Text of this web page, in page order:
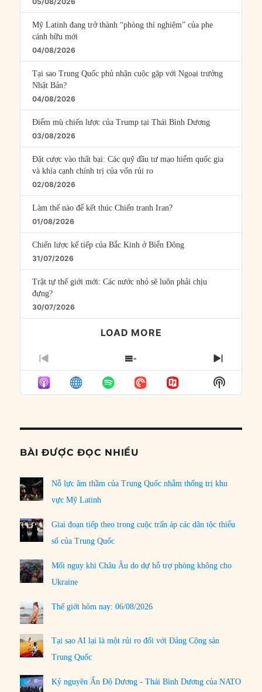
Mỹ Latinh đang trở thành “phòng thí nghiệm” của phe
cánh hữu mới
04/08/2026
Tại sao Trung Quốc phủ nhận cuộc gặp với Ngoại trưởng
Nhật Bản?
04/08/2026
Điểm mù chiến lược của Trump tại Thái Bình Dương
03/08/2026
Đặt cược vào thất bại: Các quỹ đầu tư mạo hiểm quốc gia
và khía cạnh chính trị của vốn rủi ro
02/08/2026
Làm thế nào để kết thúc Chiến tranh Iran?
01/08/2026
Chiến lược kế tiếp của Bắc Kinh ở Biển Đông
31/07/2026
Trật tự thế giới mới: Các nước nhỏ sẽ luôn phải chịu
đựng?
30/07/2026
LOAD MORE
PREVIOUS
EPISODE
SHOW
EPISODES
LIST
NEXT
Show
Podcast
BÀI ĐƯỢC ĐỌC NHIỀU
Nỗ lực âm thầm của Trung Quốc nhằm thống trị khu
vực Mỹ Latinh
Giai đoạn tiếp theo trong cuộc trấn áp các dân tộc thiểu
số của Trung Quốc
Mối nguy khi Châu Âu do dự hỗ trợ phòng không cho
Ukraine
Thế giới hôm nay: 06/08/2026
Tại sao AI lại là một rủi ro đối với Đảng Cộng sản
Trung Quốc
Kỷ nguyên Ấn Độ Dương - Thái Bình Dương của NATO